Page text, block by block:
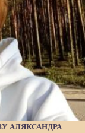
АЛЯКСАНДРА